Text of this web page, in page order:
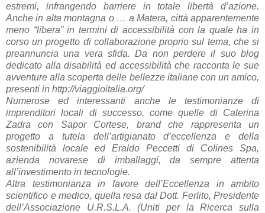
estremi, infrangendo barriere in totale libertà d’azione.
Anche in alta montagna o … a Matera, città apparentemente
meno “libera” in termini di accessibilità con la quale ha in
corso un progetto di collaborazione proprio sul tema, che si
preannuncia una vera sfida. Da non perdere il suo blog
dedicato alla disabilità ed accessibilità che racconta le sue
avventure alla scoperta delle bellezze italiane con un amico,
presenti in http://viaggioitalia.org/
Numerose ed interessanti anche le testimonianze di
imprenditori locali di successo, come quelle di Caterina
Zadra con Sapor Cortese, brand che rappresenta un
progetto a tutela dell’artigianato d’eccellenza e della
sostenibilità locale ed Eraldo Peccetti di Colines Spa,
azienda novarese di imballaggi, da sempre attenta
all’investimento in tecnologie.
Altra testimonianza in favore dell’Eccellenza in ambito
scientifico e medico, quella resa dal Dott. Ferlito, Presidente
dell’Associazione U.R.S.L.A. (Uniti per la Ricerca sulla